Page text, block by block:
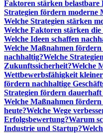
Faktoren stärken belastbare
Strategien fördern moderne
Welche Strategien stärken
Welche Faktoren stärken
Welche Ideen schaffen
Welche Maßnahmen
nachhaltig?Welche
Zukunftssicherheit?Welche
Wettbewerbsfähigkeit
fördern nachhaltige
Strategien fördern
Welche Maßnahmen
heute?Welche Wege
Erfolgsbewertung?Warum
Industrie und Startup?